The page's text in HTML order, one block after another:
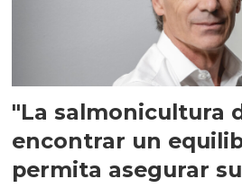
"La salmonicultura
encontrar un
permita asegurar